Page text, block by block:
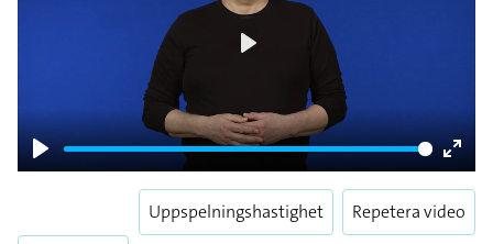
Play
Enter
Uppspelningshastighet Repetera video